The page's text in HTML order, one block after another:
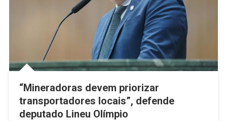
“Mineradoras devem priorizar
transportadores locais”, defende
deputado Lineu Olímpio